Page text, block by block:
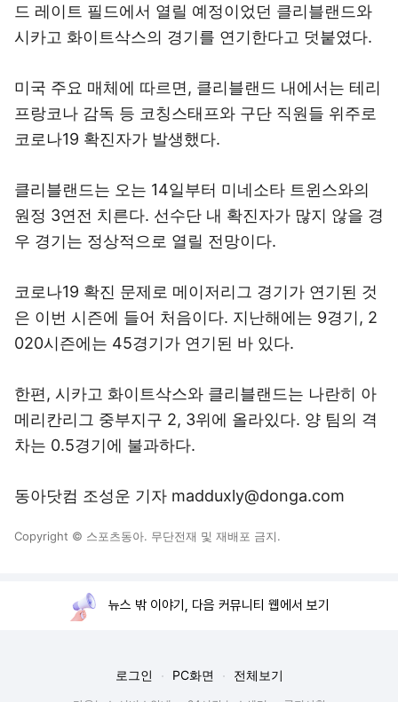
드 레이트 필드에서 열릴 예정이었던 클리블랜드와
시카고 화이트삭스의 경기를 연기한다고 덧붙였다.
미국 주요 매체에 따르면, 클리블랜드 내에서는 테리
프랑코나 감독 등 코칭스태프와 구단 직원들 위주로
코로나19 확진자가 발생했다.
클리블랜드는 오는 14일부터 미네소타 트윈스와의
원정 3연전 치른다. 선수단 내 확진자가 많지 않을 경
우 경기는 정상적으로 열릴 전망이다.
코로나19 확진 문제로 메이저리그 경기가 연기된 것
은 이번 시즌에 들어 처음이다. 지난해에는 9경기, 2
020시즌에는 45경기가 연기된 바 있다.
한편, 시카고 화이트삭스와 클리블랜드는 나란히 아
메리칸리그 중부지구 2, 3위에 올라있다. 양 팀의 격
차는 0.5경기에 불과하다.
동아닷컴 조성운 기자 madduxly@donga.com
Copyright © 스포츠동아. 무단전재 및 재배포 금지.
뉴스 밖 이야기, 다음 커뮤니티 웹에서 보기
로그인 PC화면 전체보기